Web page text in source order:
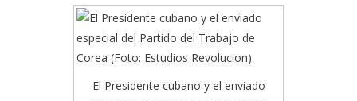
El Presidente cubano y el enviado